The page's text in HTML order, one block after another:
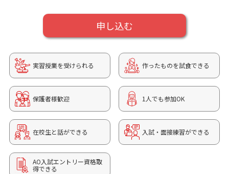
申し込む
実習授業を受けられる 作ったものを試食できる
保護者様歓迎 1人でも参加OK
在校生と話ができる 入試・面接練習ができる
AO入試エントリー資格取
得できる